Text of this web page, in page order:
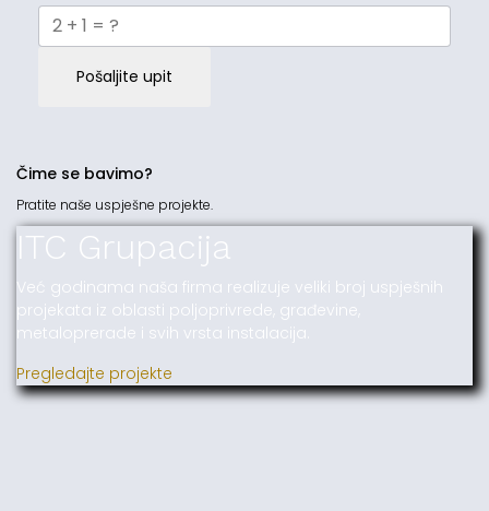
Pošaljite upit
Čime se bavimo?
Pratite naše uspješne projekte.
ITC Grupacija
Već godinama naša firma realizuje veliki broj uspješnih
projekata iz oblasti poljoprivrede, građevine,
metaloprerade i svih vrsta instalacija.
Pregledajte projekte